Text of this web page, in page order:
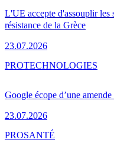
L'UE accepte d'assouplir les
résistance de la Grèce
23.07.2026
Google écope d’une
23.07.2026
PROTECHNOLOGIES
PROSANTÉ